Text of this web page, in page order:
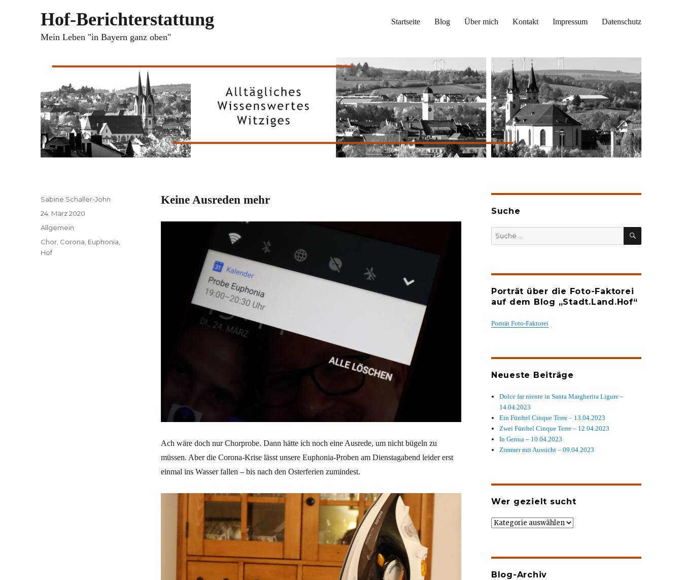
Hof-Berichterstattung
Mein Leben "in Bayern ganz oben"
Startseite Blog Über mich Kontakt Impressum Datenschutz
Keine Ausreden mehr
Ach wäre doch nur Chorprobe. Dann hätte ich noch eine Ausrede, um nicht bügeln zu
müssen. Aber die Corona-Krise lässt unsere Euphonia-Proben am Dienstagabend leider erst
einmal ins Wasser fallen – bis nach den Osterferien zumindest.
Autor
Sabine Schaller-John
Veröffentlicht
am
24. März 2020
Kategorien
Allgemein
Schlagwörter
Chor Corona Euphonia
Hof
Suche
SUCHEN
Porträt über die Foto-Faktorei
auf dem Blog „Stadt.Land.Hof“
Porträt Foto-Faktorei
Neueste Beiträge
Dolce far niente in Santa Margherita Ligure –
14.04.2023
Ein Fünftel Cinque Terre – 13.04.2023
Zwei Fünftel Cinque Terre – 12.04.2023
In Genua – 10.04.2023
Zimmer mit Aussicht – 09.04.2023
Wer gezielt sucht
Wer
Blog-Archiv